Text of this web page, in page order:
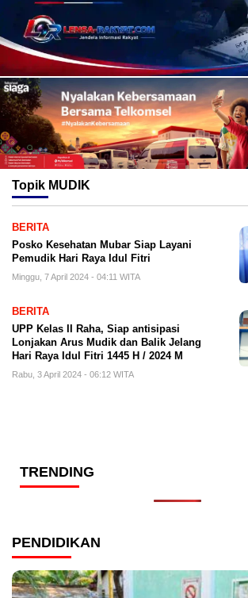
Topik MUDIK
BERITA
Posko Kesehatan Mubar Siap Layani
Pemudik Hari Raya Idul Fitri
Minggu, 7 April 2024 - 04:11 WITA
BERITA
UPP Kelas II Raha, Siap antisipasi
Lonjakan Arus Mudik dan Balik Jelang
Hari Raya Idul Fitri 1445 H / 2024 M
Rabu, 3 April 2024 - 06:12 WITA
TRENDING
PENDIDIKAN